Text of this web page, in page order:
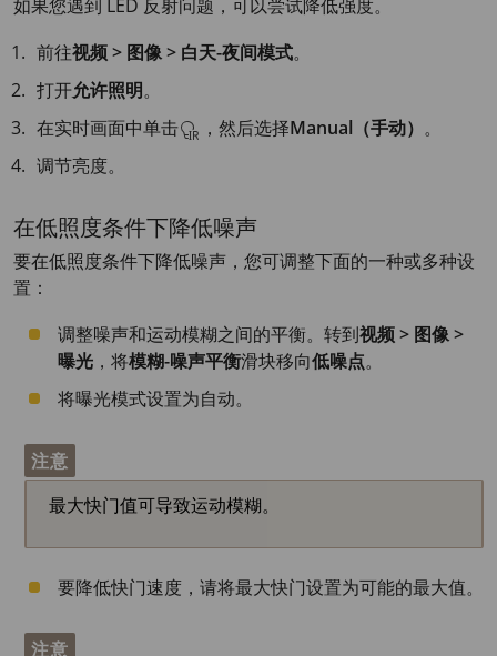
如果您遇到 LED 反射问题，可以尝试降低强度。
前往视频 > 图像 > 白天-夜间模式。
打开允许照明。
在实时画面中单击
，然后选择Manual（手动） 。
调节亮度。
在低照度条件下降低噪声
要在低照度条件下降低噪声，您可调整下面的一种或多种设
置：
调整噪声和运动模糊之间的平衡。转到视频 > 图像 >
曝光 ，将模糊-噪声平衡滑块移向低噪点。
将曝光模式设置为自动。
注意
最大快门值可导致运动模糊。
要降低快门速度，请将最大快门设置为可能的最大值。
注意